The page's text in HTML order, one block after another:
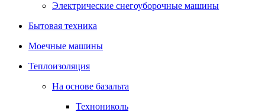
Электрические снегоуборочные машины
Бытовая техника
Моечные машины
Теплоизоляция
На основе базальта
Технониколь